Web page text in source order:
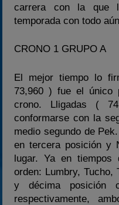
carrera con la que
temporada con todo
CRONO 1 GRUPO A
El mejor tiempo lo
73,960 ) fue el único
crono. Lligadas (
conformarse con la
medio segundo de
en tercera posición y
lugar. Ya en tiempos
orden: Lumbry,
y décima posición
respectivamente,